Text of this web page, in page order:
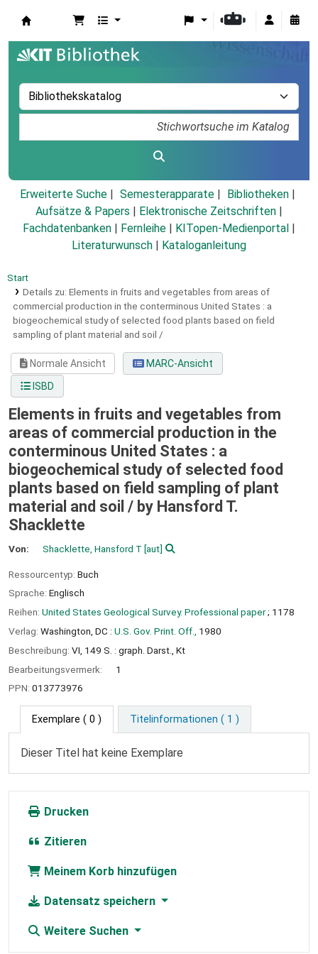
Erweiterte Suche Semesterapparate
Bibliotheken
Aufsätze & Papers
Elektronische Zeitschriften
Fachdatenbanken
Fernleihe KITopen-Medienportal
Literaturwunsch
Kataloganleitung
Start
Details zu: Elements in fruits and vegetables from areas of
commercial production in the conterminous United States : a
biogeochemical study of selected food plants based on field
sampling of plant material and soil /
Normale Ansicht
MARC-Ansicht
ISBD
Elements in fruits and vegetables from
areas of commercial production in the
conterminous United States : a
biogeochemical study of selected food
plants based on field sampling of plant
material and soil / by Hansford T.
Shacklette
Von: Shacklette, Hansford T [aut]
Ressourcentyp: Buch
Sprache: Englisch
Reihen: United States Geological Survey. Professional paper; 1178
Verlag: Washington, DC : U.S. Gov. Print. Off.,
1980
Beschreibung: VI, 149 S. : graph. Darst., Kt
Bearbeitungsvermerk:
1
PPN: 013773976
Exemplare ( 0 ) Titelinformationen ( 1 )
Dieser Titel hat keine Exemplare
Drucken
Zitieren
Meinem Korb hinzufügen
Datensatz speichern
Weitere Suchen